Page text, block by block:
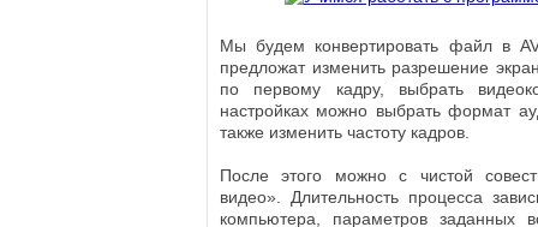
Мы будем конвертировать файл в
предложат изменить разрешение
по первому кадру, выбрать
настройках можно выбрать формат
также изменить частоту кадров.
После этого можно с чистой
видео». Длительность процесса
компьютера, параметров заданных